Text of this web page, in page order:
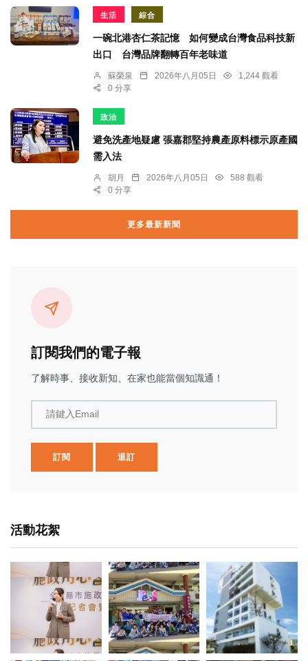
生活 綜合
一碗北港杏仁茶記憶 如何變成台灣食品科技新
出口 台灣品牌翻轉百年老味道
蘇榮泉 2026年八月05日
1,244 觀看
0 分享
政治
避免洗產地疑慮 張嘉郡堅持農產原料標示原產國
需入法
胡月 2026年八月05日
588 觀看
0 分享
更多最新新聞
訂閱我們的電子報
了解時事、接收新知、在家也能當個知識通！
請鍵入Email
訂閱 退訂
活動花絮